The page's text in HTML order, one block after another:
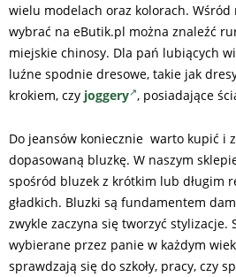
wielu modelach oraz kolorach. Wśród
wybrać na eButik.pl można znaleźć
miejskie chinosy. Dla pań lubiących
luźne spodnie dresowe, takie jak
krokiem, czy joggery , posiadające
Do jeansów koniecznie warto kupić i
dopasowaną bluzkę. W naszym
spośród bluzek z krótkim lub długim
gładkich. Bluzki są fundamentem
zwykle zaczyna się tworzyć stylizacje.
wybierane przez panie w każdym
sprawdzają się do szkoły, pracy, czy